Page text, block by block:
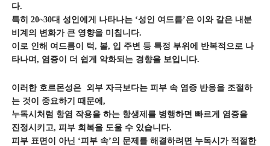
다.
특히 20~30대 성인에게 나타나는 ‘성인 여드름’은 이와 같은 내분
비계의 변화가 큰 영향을 미칩니다.
이로 인해 여드름이 턱, 볼, 입 주변 등 특정 부위에 반복적으로 나
타나며, 염증이 더 쉽게 악화되는 경향을 보입니다.
이러한 호르몬성은 외부 자극보다는 피부 속 염증 반응을 조절하
는 것이 중요하기 때문에,
누독시처럼 항염 작용을 하는 항생제를 병행하면 빠르게 염증을
진정시키고, 피부 회복을 도울 수 있습니다.
피부 표면이 아닌 ‘피부 속’의 문제를 해결하려면 누독시가 적절한